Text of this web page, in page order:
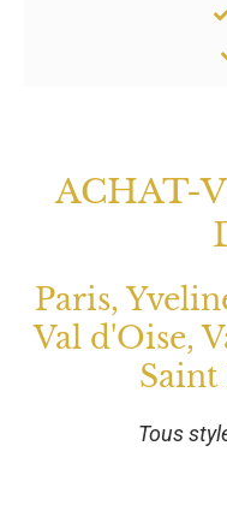
ACHAT-
Paris,
Val d'Oise,
Saint
Tous